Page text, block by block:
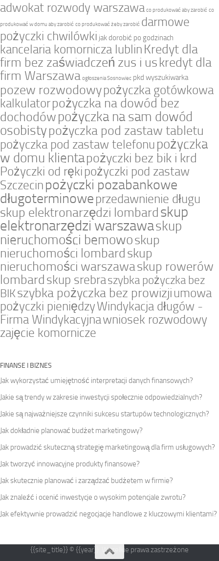
adwokat rozwody warszawa co produkować aby zarobić co
produkować w domu aby zarobić co produkować żeby zarobić darmowe
pożyczki chwilówki jak dorobić po godzinach
kancelaria komornicza lublin Kredyt dla
firm bez zaświadczeń zus i uskredyt dla
firm Warszawa ogłoszenia Sosnowiec pkd wyszukiwarka
pozew rozwodowypożyczka gotówkowa
kalkulatorpożyczka na dowód bez
dochodówpożyczka na sam dowód
osobistypożyczka pod zastaw tabletu
pożyczka pod zastaw telefonu pożyczka
w domu klientapożyczki bez bik i krd
Pożyczki od ręki pożyczki pod zastaw
Szczecin pożyczki pozabankowe
długoterminowe przedawnienie długu
skup elektronarzędzi lombardskup
elektronarzędzi warszawaskup
nieruchomości bemowoskup
nieruchomości lombardskup
nieruchomości warszawaskup rowerów
lombard skup srebraszybka pożyczka bez
BIKszybka pożyczka bez prowizjiumowa
pożyczki pieniędzyWindykacja długów -
Firma Windykacyjnawniosek rozwodowy
zajęcie komornicze
FINANSE I BIZNES
Jak wykorzystać umiejętność interpretacji danych finansowych?
Jakie są trendy w zakresie inwestycji społecznie odpowiedzialnych?
Jakie są najważniejsze czynniki sukcesu startupów technologicznych?
Jak dokładnie planować budżet marketingowy?
Jak prowadzić skuteczną strategię marketingową dla firm usługowych?
Jak tworzyć innowacyjne produkty finansowe?
Jak skutecznie planować i zarządzać budżetem w firmie?
Jak znaleźć i ocenić inwestycje o wysokim potencjale zwrotu?
Jak efektywnie prowadzić negocjacje handlowe z kluczowymi klientami?
{{site_title}} © {{year}}. Wszelkie prawa zastrzeżone